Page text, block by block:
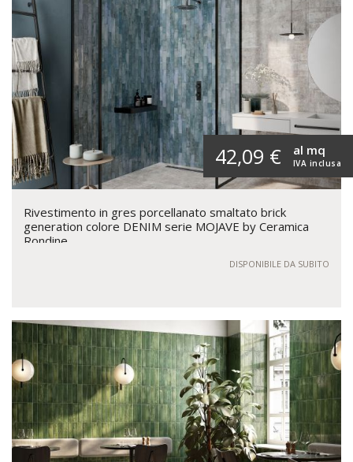
42,09 € IVA inclusa
al mq
Rivestimento in gres porcellanato smaltato brick
generation colore DENIM serie MOJAVE by Ceramica
Rondine
DISPONIBILE DA SUBITO